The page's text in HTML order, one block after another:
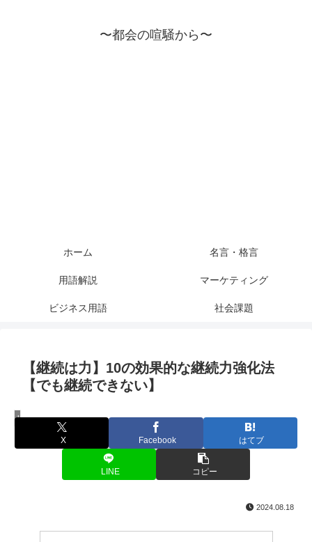
〜都会の喧騒から〜
ホーム 名言・格言
用語解説 マーケティング
ビジネス用語 社会課題
【継続は力】10の効果的な継続力強化法
【でも継続できない】
Uncategorized
X Facebook はてブ
LINE コピー
2024.08.18